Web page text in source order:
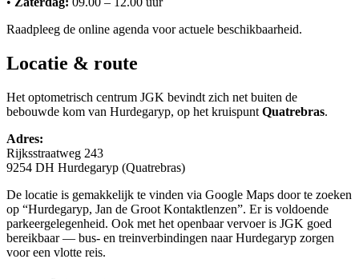
Raadpleeg de online agenda voor actuele beschikbaarheid.
Locatie & route
Het optometrisch centrum JGK bevindt zich net buiten de
bebouwde kom van Hurdegaryp, op het kruispunt Quatrebras.
Adres:
Rijksstraatweg 243
9254 DH Hurdegaryp (Quatrebras)
De locatie is gemakkelijk te vinden via Google Maps door te zoeken
op “Hurdegaryp, Jan de Groot Kontaktlenzen”. Er is voldoende
parkeergelegenheid. Ook met het openbaar vervoer is JGK goed
bereikbaar — bus- en treinverbindingen naar Hurdegaryp zorgen
voor een vlotte reis.